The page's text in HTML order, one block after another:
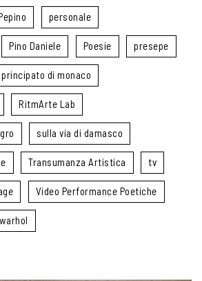
personale
Pino Daniele Poesie presepe
principato di monaco
RitmArte Lab
sulla via di damasco
Transumanza Artistica tv
Video Performance Poetiche
warhol